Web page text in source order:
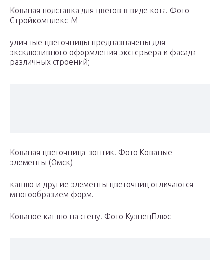
Кованая подставка для цветов в виде кота. Фото
Стройкомплекс-М
уличные цветочницы предназначены для
эксклюзивного оформления экстерьера и фасада
различных строений;
Кованая цветочница-зонтик. Фото Кованые
элементы (Омск)
кашпо и другие элементы цветочниц отличаются
многообразием форм.
Кованое кашпо на стену. Фото КузнецПлюс